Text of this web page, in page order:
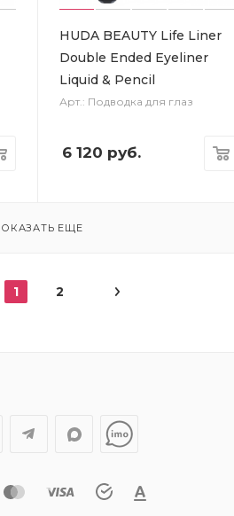
HUDA BEAUTY Life Liner
Double Ended Eyeliner
Liquid & Pencil
Арт.: Подводка для глаз
6 120 руб.
ЕЩЕ
1 2